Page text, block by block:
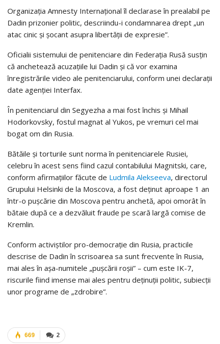
Organizaţia Amnesty Internaţional îl declarase în prealabil pe
Dadin prizonier politic, descriindu-i condamnarea drept „un
atac cinic şi şocant asupra libertăţii de expresie”.
Oficialii sistemului de penitenciare din Federaţia Rusă susţin
că anchetează acuzaţiile lui Dadin şi că vor examina
înregistrările video ale penitenciarului, conform unei declaraţii
date agenţiei Interfax.
În penitenciarul din Segyezha a mai fost închis şi Mihail
Hodorkovsky, fostul magnat al Yukos, pe vremuri cel mai
bogat om din Rusia.
Bătăile şi torturile sunt norma în penitenciarele Rusiei,
celebru în acest sens fiind cazul contabilului Magnitski, care,
conform afirmaţiilor făcute de Ludmila Alekseeva, directorul
Grupului Helsinki de la Moscova, a fost deţinut aproape 1 an
într-o puşcărie din Moscova pentru anchetă, apoi omorât în
bătaie după ce a dezvăluit fraude pe scară largă comise de
Kremlin.
Conform activiştilor pro-democraţie din Rusia, practicile
descrise de Dadin în scrisoarea sa sunt frecvente în Rusia,
mai ales în aşa-numitele „puşcării roşii” – cum este IK-7,
riscurile fiind imense mai ales pentru deţinuţii politic, subiecţii
unor programe de „zdrobire”.
2
669